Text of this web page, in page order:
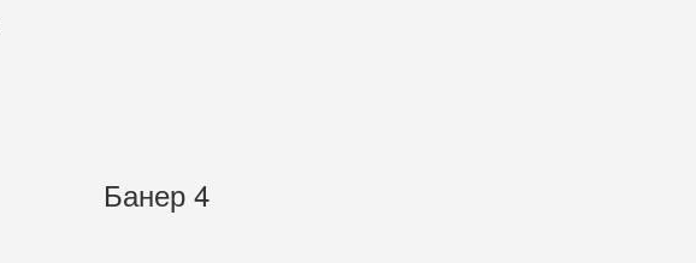
Банер 4